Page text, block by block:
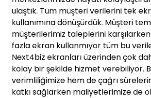
ulaştık. Tüm müşteri verilerini tek
kullanımına dönüşürdük. Müşteri
müşterilerimiz taleplerini
fazla ekran kullanmıyor tüm bu
Next4biz ekranları üzerinden çok
kolay bir şekilde hizmet verebiliyor.
verimliliğimize hem de çağrı
katkı sağlarken maliyetlerimize de